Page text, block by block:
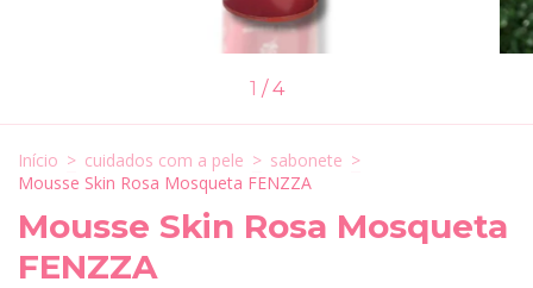
1 /4
Início > cuidados com a pele > sabonete >
Mousse Skin Rosa Mosqueta FENZZA
Mousse Skin Rosa Mosqueta
FENZZA